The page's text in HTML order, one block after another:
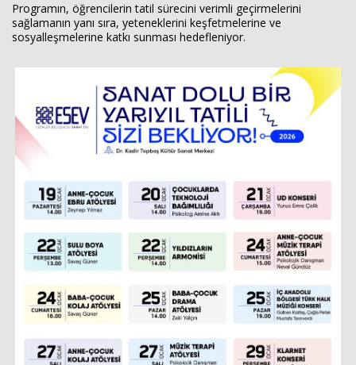
Programın, öğrencilerin tatil sürecini verimli geçirmelerini
sağlamanın yanı sıra, yeteneklerini keşfetmelerine ve
sosyalleşmelerine katkı sunması hedefleniyor.